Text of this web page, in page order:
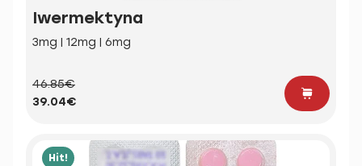
Iwermektyna
3mg | 12mg | 6mg
46.85€
39.04€
Hit!